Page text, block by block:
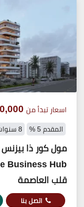
اسعار تبدأ من
المقدم 5 % 8 سنوات تقسيط
مول كور ذا بيزنس
قلب العاصمة
اتصل بنا